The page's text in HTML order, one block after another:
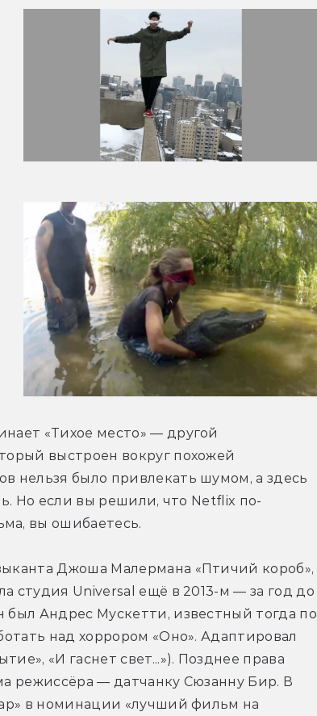
«Тихое место» — другой
выстроен вокруг похожей
нельзя было привлекать шумом, а здесь
Но если вы решили, что Netflix по-
вы ошибаетесь.
Джоша Малермана «Птичий короб»,
студия Universal ещё в 2013-м — за год до
Андрес Мускетти, известный тогда по
над хоррором «Оно». Адаптировал
«И гаснет свет...»). Позднее права
режиссёра — датчанку Сюзанну Бир. В
в номинации «лучший фильм на